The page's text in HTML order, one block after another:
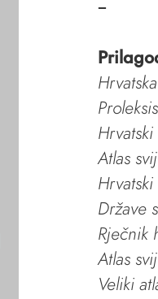
–
Atlas
Države
Rječnik
Atlas
Veliki